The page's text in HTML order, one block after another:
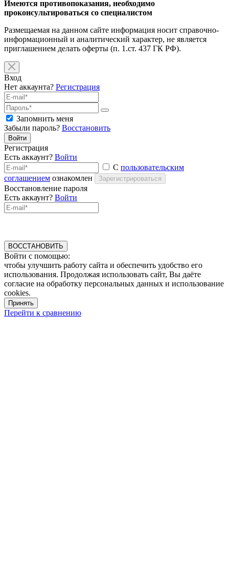
Имеются противопоказания, необходимо
проконсультироваться со специалистом
Размещаемая на данном сайте информация носит справочно-
информационный и аналитический характер, не является
приглашением делать оферты (п. 1.ст. 437 ГК РФ).
Вход
Нет аккаунта? Регистрация
Запомнить меня
Забыли пароль? Восстановить
Войти
Регистрация
Есть аккаунт? Войти
С пользовательским
соглашением ознакомлен Зарегистрироваться
Восстановление пароля
Есть аккаунт? Войти
ВОССТАНОВИТЬ
Войти с помощью:
чтобы улучшить работу сайта и обеспечить удобство его
использования. Продолжая использовать сайт, Вы даёте
согласие на обработку персональных данных и использование
cookies.
Принять
Перейти к сравнению